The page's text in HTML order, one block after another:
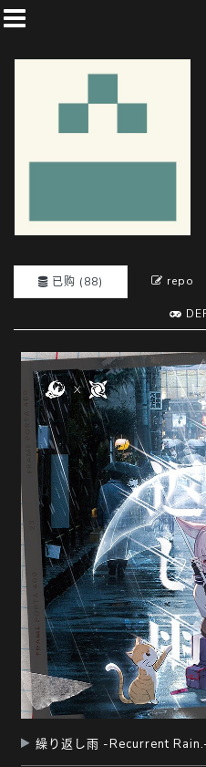
社
DE FL ATE
便
听
听
已购 (88) repo
繰り返し雨 -Recurrent